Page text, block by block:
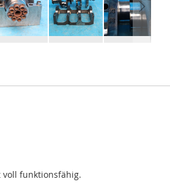
funktionsfähig.